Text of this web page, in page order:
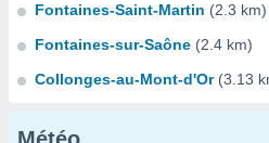
Fontaines-Saint-Martin (2.3 km)
Fontaines-sur-Saône (2.4 km)
Collonges-au-Mont-d'Or (3.13